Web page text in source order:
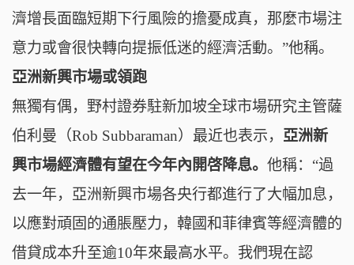
濟增長面臨短期下行風險的擔憂成真，那麼市場注
意力或會很快轉向提振低迷的經濟活動。”他稱。
亞洲新興市場或領跑
無獨有偶，野村證券駐新加坡全球市場研究主管薩
伯利曼（Rob Subbaraman）最近也表示， 亞洲新
興市場經濟體有望在今年內開啓降息。 他稱：“過
去一年，亞洲新興市場各央行都進行了大幅加息，
以應對頑固的通脹壓力，韓國和菲律賓等經濟體的
借貸成本升至逾10年來最高水平。我們現在認